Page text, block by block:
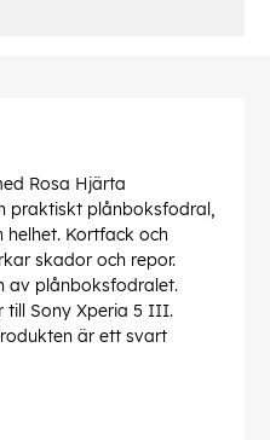
Rosa Hjärta
praktiskt plånboksfodral,
helhet. Kortfack och
skador och repor.
av plånboksfodralet.
till Sony Xperia 5 III.
är ett svart